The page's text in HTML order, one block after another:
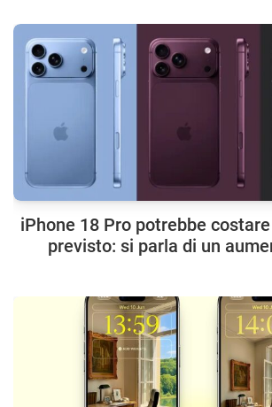
iPhone 18 Pro potrebbe
previsto: si parla di un